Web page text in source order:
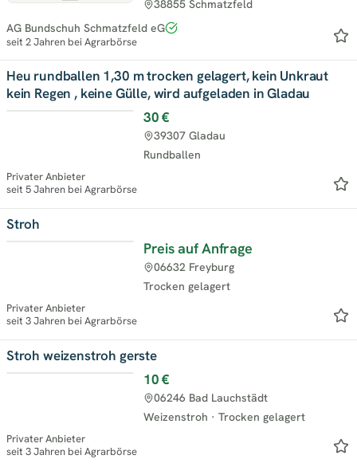
38855 Schmatzfeld
AG Bundschuh Schmatzfeld eG
seit 2 Jahren bei Agrarbörse
Heu rundballen 1,30 m trocken gelagert, kein Unkraut
kein Regen , keine Gülle, wird aufgeladen in Gladau
30 €
Rundballen
39307 Gladau
Privater Anbieter
seit 5 Jahren bei Agrarbörse
Stroh
Preis auf Anfrage
Trocken gelagert
06632 Freyburg
Privater Anbieter
seit 3 Jahren bei Agrarbörse
Stroh weizenstroh gerste
10 €
Weizenstroh · Trocken gelagert
06246 Bad Lauchstädt
Privater Anbieter
seit 3 Jahren bei Agrarbörse